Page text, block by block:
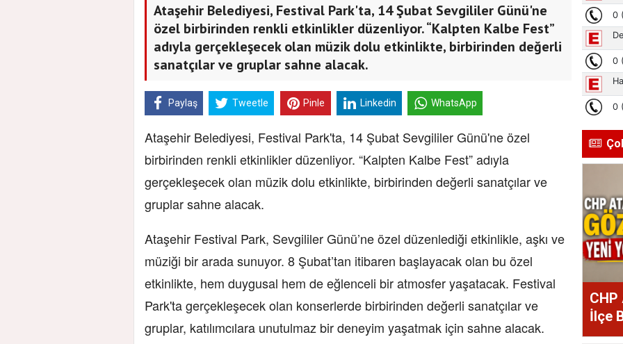
Ataşehir Belediyesi, Festival Park'ta, 14 Şubat Sevgililer Günü'ne
özel birbirinden renkli etkinlikler düzenliyor. “Kalpten Kalbe Fest”
adıyla gerçekleşecek olan müzik dolu etkinlikte, birbirinden değerli
sanatçılar ve gruplar sahne alacak.
Paylaş Tweetle Pinle Linkedin WhatsApp
Ataşehir Belediyesi, Festival Park'ta, 14 Şubat Sevgililer Günü'ne özel
birbirinden renkli etkinlikler düzenliyor. “Kalpten Kalbe Fest” adıyla
gerçekleşecek olan müzik dolu etkinlikte, birbirinden değerli sanatçılar ve
gruplar sahne alacak.
Ataşehir Festival Park, Sevgililer Günü’ne özel düzenlediği etkinlikle, aşkı ve
müziği bir arada sunuyor. 8 Şubat’tan itibaren başlayacak olan bu özel
etkinlikte, hem duygusal hem de eğlenceli bir atmosfer yaşatacak. Festival
Park'ta gerçekleşecek olan konserlerde birbirinden değerli sanatçılar ve
gruplar, katılımcılara unutulmaz bir deneyim yaşatmak için sahne alacak.
CHP
İlçe